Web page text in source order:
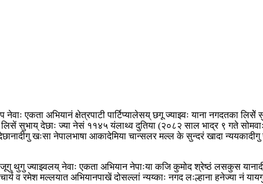
एकता अभियानं क्षेत्रपाटी पार्टिप्यालेसय् छगू ज्याझ्वः याना नगदतका
लिसें सुभाय् देछाः ज्या नेसं ११४५ यंलाथ्व दुतिया (२०८२ साल भाद्र ९ गते
खःसा नेपालभाषा आकादेमिया चान्सलर मल्ल के सुन्दरं खादा
थुगु ज्याझ्वलय् नेवाः एकता अभियान नेपाःया कजि कुमोद श्रेष्ठं लसकुस
व रमेश मल्लयात अभियानपाखें दोसल्लां न्यय्काः नगद लःल्हाना हनेज्या नं